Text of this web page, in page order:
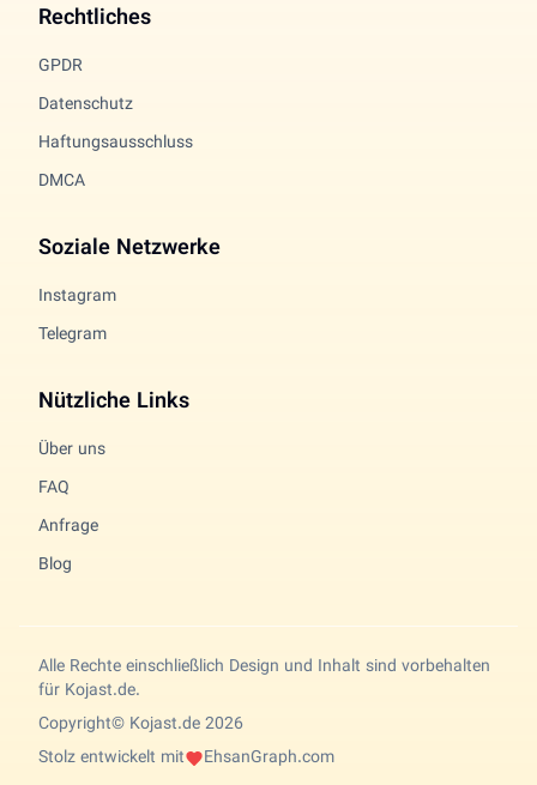
Rechtliches
GPDR
Datenschutz
Haftungsausschluss
DMCA
Soziale Netzwerke
Instagram
Telegram
Nützliche Links
Über uns
FAQ
Anfrage
Blog
Alle Rechte einschließlich Design und Inhalt sind vorbehalten
für Kojast.de.
Copyright© Kojast.de 2026
Stolz entwickelt mit
EhsanGraph.com